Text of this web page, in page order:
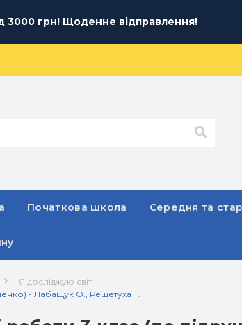
грн! Щоденне відправлення!
Початкова школа Середня та
Я досліджую світ
- Лабащук О., Решетуха Т.